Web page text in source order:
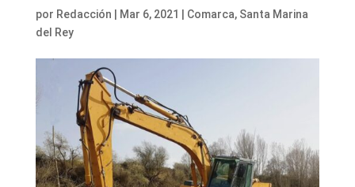
por Redacción Mar 6, 2021 Comarca, Santa Marina
del Rey